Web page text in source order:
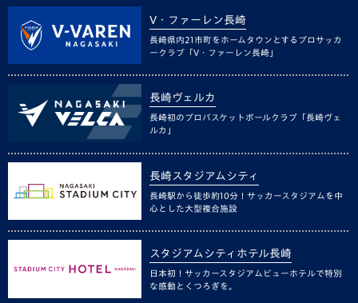
V・ファーレン長崎
長崎県内21市町をホームタウンとするプロサッカ
ークラブ「V・ファーレン長崎」
長崎ヴェルカ
長崎初のプロバスケットボールクラブ「長崎ヴェ
ルカ」
長崎スタジアムシティ
長崎駅から徒歩約10分！サッカースタジアムを中
心とした大型複合施設
スタジアムシティホテル長崎
日本初！サッカースタジアムビューホテルで特別
な感動とくつろぎを。